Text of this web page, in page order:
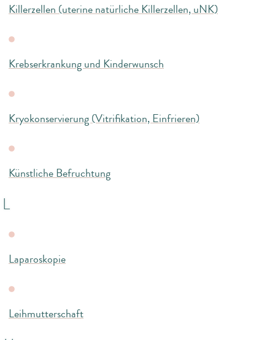
Killerzellen (uterine natürliche Killerzellen, uNK)
Krebserkrankung und Kinderwunsch
Kryokonservierung (Vitrifikation, Einfrieren)
Künstliche Befruchtung
L
Laparoskopie
Leihmutterschaft